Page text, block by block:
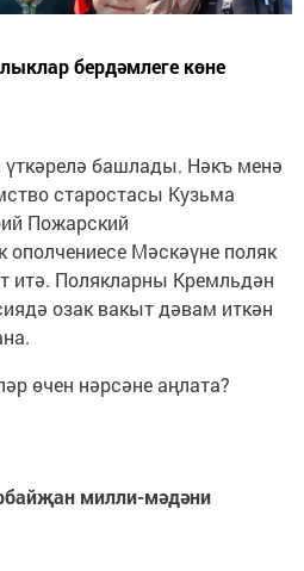
бердәмлеге көне
үткәрелә башлады. Нәкъ менә
старостасы Кузьма
Пожарский
ополчениесе Мәскәүне поляк
итә. Полякларны Кремльдән
озак вакыт дәвам иткән
өчен нәрсәне аңлата?
милли-мәдәни